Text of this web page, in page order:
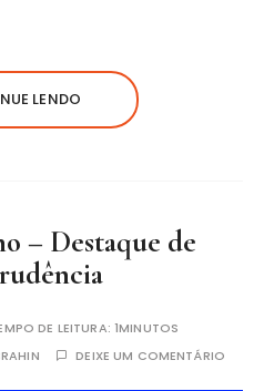
LENDO
– Destaque de
DE LEITURA:1MINUTOS
DEIXE UM COMENTÁRIO